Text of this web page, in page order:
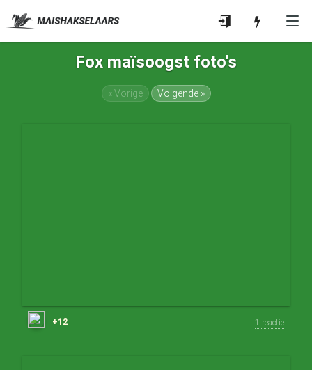
Fox maïsoogst foto's
« Vorige Volgende »
+12 1 reactie